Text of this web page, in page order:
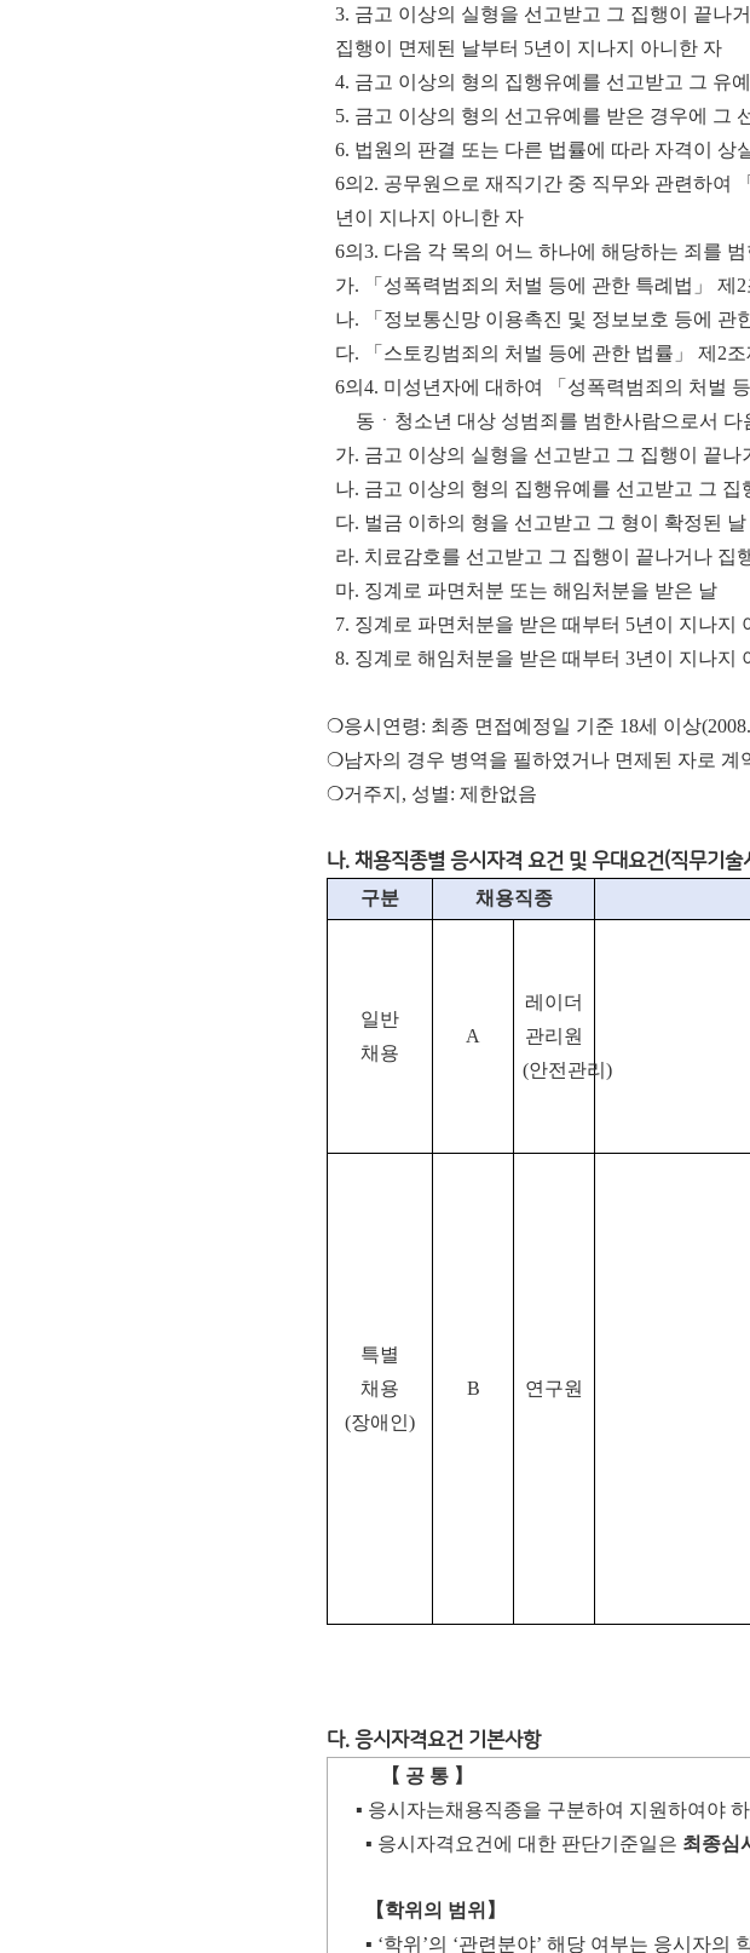
3. 금고 이상의 실형을 선고받고 그 집행이 끝나
집행이 면제된 날부터 5년이 지나지 아니한 자
4. 금고 이상의 형의 집행유예를 선고받고 그 유
5. 금고 이상의 형의 선고유예를 받은 경우에 그
6. 법원의 판결 또는 다른 법률에 따라 자격이 상
6의2. 공무원으로 재직기간 중 직무와 관련하여
년이 지나지 아니한 자
6의3. 다음 각 목의 어느 하나에 해당하는 죄를
가. 「성폭력범죄의 처벌 등에 관한 특례법」 제
나. 「정보통신망 이용촉진 및 정보보호 등에 관
다. 「스토킹범죄의 처벌 등에 관한 법률」 제2
6의4. 미성년자에 대하여 「성폭력범죄의 처벌
동ㆍ청소년 대상 성범죄를 범한사람으로서
가. 금고 이상의 실형을 선고받고 그 집행이 끝
나. 금고 이상의 형의 집행유예를 선고받고 그 집
다. 벌금 이하의 형을 선고받고 그 형이 확정된 날
라. 치료감호를 선고받고 그 집행이 끝나거나 집
마. 징계로 파면처분 또는 해임처분을 받은 날
7. 징계로 파면처분을 받은 때부터 5년이 지나지
8. 징계로 해임처분을 받은 때부터 3년이 지나지
❍응시연령: 최종 면접예정일 기준 18세 이상
❍남자의 경우 병역을 필하였거나 면제된 자로 계
❍거주지, 성별: 제한없음
나. 채용직종별 응시자격 요건 및 우대요건(직무기술
구분 채용직종
일반
채용
A
레이더
관리원
(안전관리)
특별
채용
(장애인)
B 연구원
다. 응시자격요건 기본사항
【 공 통 】
▪ 응시자는채용직종을 구분하여 지원하여야
▪ 응시자격요건에 대한 판단기준일은 최종심
【학위의 범위 】
▪ ‘학위 ’의 ‘관련분야’해당 여부는 응시자의